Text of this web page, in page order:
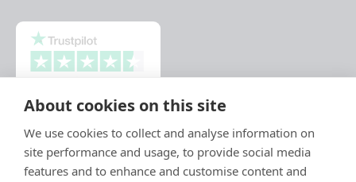
About cookies on this site
We use cookies to collect and analyse information on
site performance and usage, to provide social media
features and to enhance and customise content and